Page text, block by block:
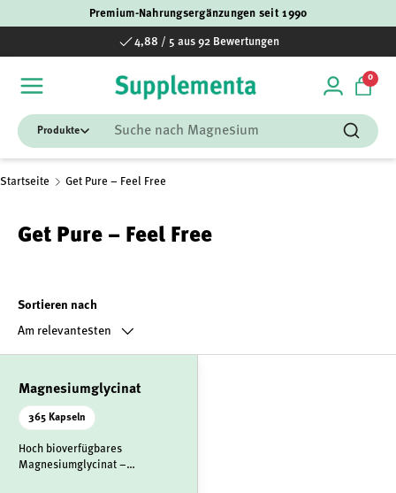
Premium-Nahrungsergänzungen seit 1990
4,88 / 5 aus 92 Bewertungen
Einloggen
00
Suchen
Suchen
Startseite Get Pure – Feel Free
Get Pure – Feel Free
Sortieren nach
Am relevantesten
Magnesiumglycinat
365 Kapseln
Hoch bioverfügbares
Magnesiumglycinat –